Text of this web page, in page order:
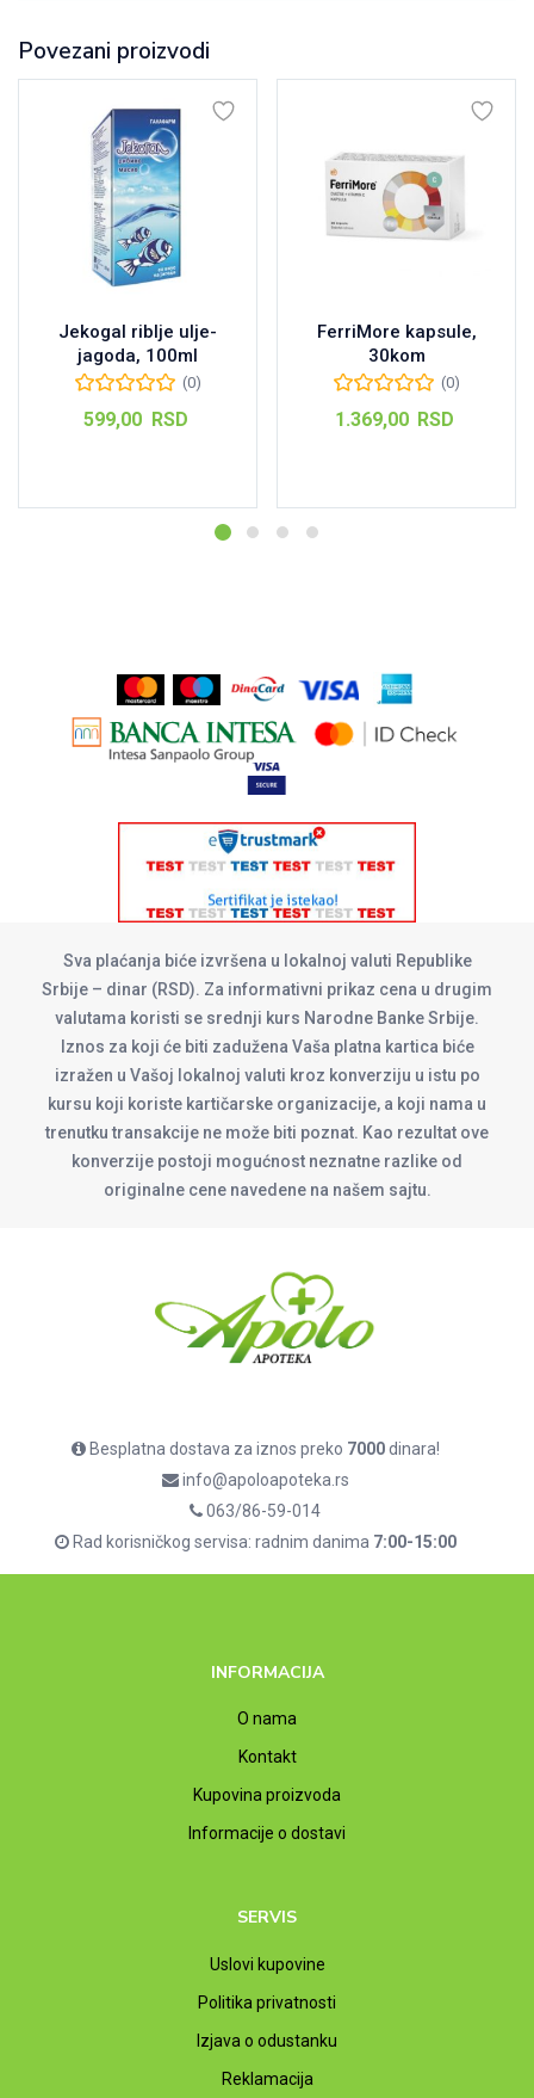
Povezani proizvodi
Jekogal riblje ulje-
jagoda, 100ml
(0)
599,00 RSD
FerriMore kapsule,
30kom
(0)
1.369,00 RSD
Sva plaćanja biće izvršena u lokalnoj valuti Republike
Srbije – dinar (RSD). Za informativni prikaz cena u drugim
valutama koristi se srednji kurs Narodne Banke Srbije.
Iznos za koji će biti zadužena Vaša platna kartica biće
izražen u Vašoj lokalnoj valuti kroz konverziju u istu po
kursu koji koriste kartičarske organizacije, a koji nama u
trenutku transakcije ne može biti poznat. Kao rezultat ove
konverzije postoji mogućnost neznatne razlike od
originalne cene navedene na našem sajtu.
Besplatna dostava za iznos preko 7000dinara!
info@apoloapoteka.rs
063/86-59-014
Rad korisničkog servisa: radnim danima 7:00-15:00
INFORMACIJA
O nama
Kontakt
Kupovina proizvoda
Informacije o dostavi
SERVIS
Uslovi kupovine
Politika privatnosti
Izjava o odustanku
Reklamacija